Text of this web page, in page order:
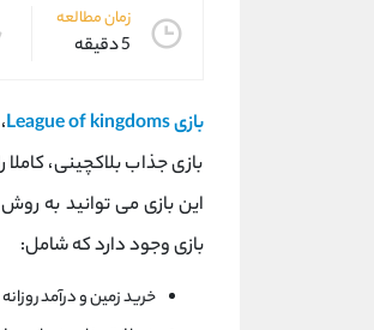
زمان مطالعه
5 دقیقه
بازی League of kingdoms
بازی جذاب بلاکچینی،
این بازی می توانید به
بازی وجود دارد که شامل:
خرید زمین و درآمد روزانه